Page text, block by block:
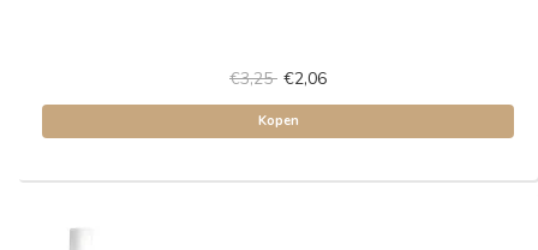
€3,25 €2,06
Kopen